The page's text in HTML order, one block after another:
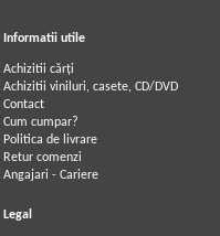
Informatii utile
Achizitii cărți
Achizitii viniluri, casete, CD/DVD
Contact
Cum cumpar?
Politica de livrare
Retur comenzi
Angajari - Cariere
Legal